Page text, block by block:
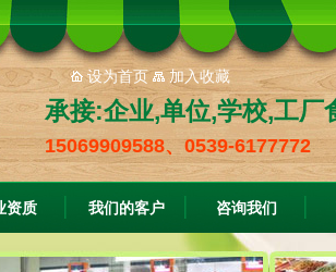
设为首页 加入收藏
承接:企业,单位,学校,工厂
15069909588、0539-6177772
资质 我们的客户 咨询我们